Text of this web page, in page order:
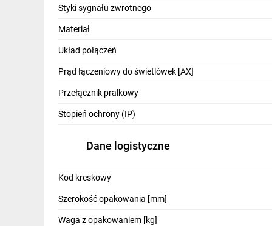
Styki sygnału zwrotnego
Materiał
Układ połączeń
Prąd łączeniowy do świetlówek [AX]
Przełącznik pralkowy
Stopień ochrony (IP)
Dane logistyczne
Kod kreskowy
Szerokość opakowania [mm]
Waga z opakowaniem [kg]